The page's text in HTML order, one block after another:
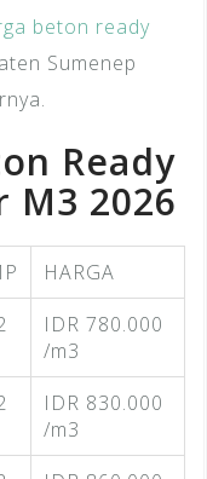
beton ready
Sumenep
Ready
M3 2026
HARGA
IDR 780.000
/m3
IDR 830.000
/m3